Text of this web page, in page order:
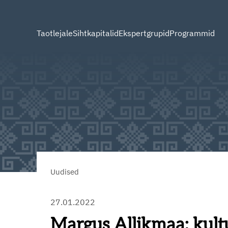
TaotlejaleSihtkapitalidEkspertgrupidProgrammid
Uudised
27.01.2022